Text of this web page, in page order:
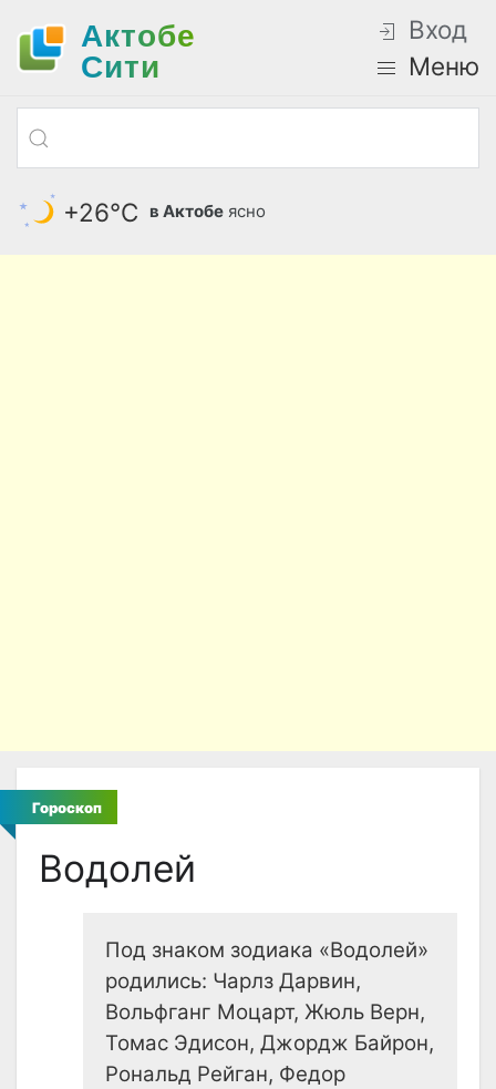
Актобе
Cити
Вход
Меню
+26°С в Актобе ясно
Гороскоп
Водолей
Под знаком зодиака «Водолей»
родились: Чарлз Дарвин,
Вольфганг Моцарт, Жюль Верн,
Томас Эдисон, Джордж Байрон,
Рональд Рейган, Федор